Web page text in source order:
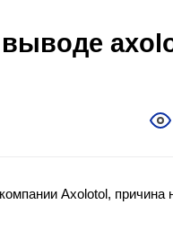
Axolotol, причина